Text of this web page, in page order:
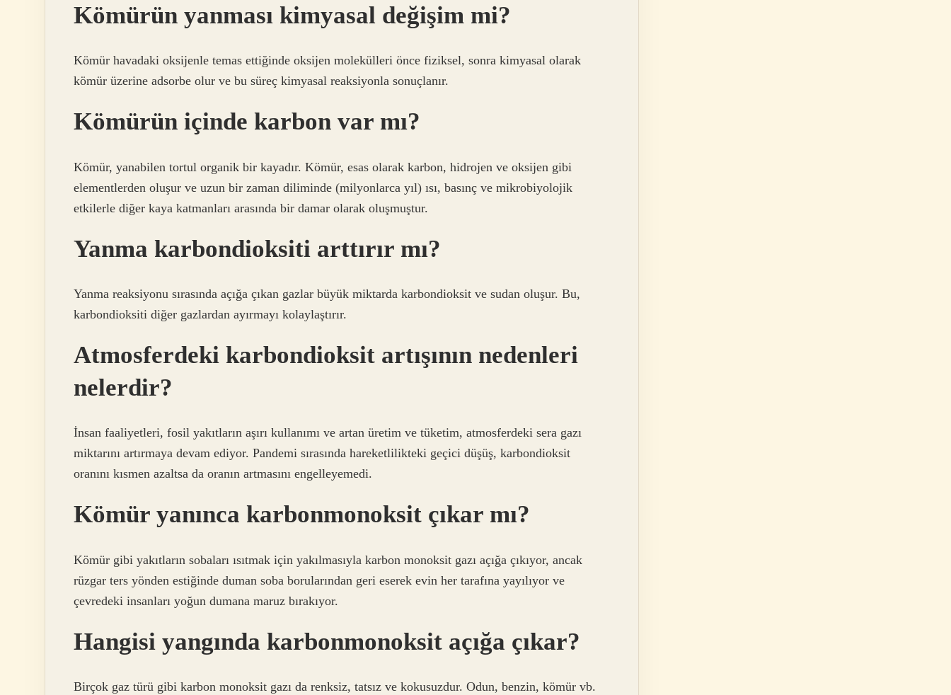
Kömürün yanması kimyasal değişim mi?
Kömür havadaki oksijenle temas ettiğinde oksijen molekülleri önce fiziksel, sonra kimyasal olarak
kömür üzerine adsorbe olur ve bu süreç kimyasal reaksiyonla sonuçlanır.
Kömürün içinde karbon var mı?
Kömür, yanabilen tortul organik bir kayadır. Kömür, esas olarak karbon, hidrojen ve oksijen gibi
elementlerden oluşur ve uzun bir zaman diliminde (milyonlarca yıl) ısı, basınç ve mikrobiyolojik
etkilerle diğer kaya katmanları arasında bir damar olarak oluşmuştur.
Yanma karbondioksiti arttırır mı?
Yanma reaksiyonu sırasında açığa çıkan gazlar büyük miktarda karbondioksit ve sudan oluşur. Bu,
karbondioksiti diğer gazlardan ayırmayı kolaylaştırır.
Atmosferdeki karbondioksit artışının nedenleri
nelerdir?
İnsan faaliyetleri, fosil yakıtların aşırı kullanımı ve artan üretim ve tüketim, atmosferdeki sera gazı
miktarını artırmaya devam ediyor. Pandemi sırasında hareketlilikteki geçici düşüş, karbondioksit
oranını kısmen azaltsa da oranın artmasını engelleyemedi.
Kömür yanınca karbonmonoksit çıkar mı?
Kömür gibi yakıtların sobaları ısıtmak için yakılmasıyla karbon monoksit gazı açığa çıkıyor, ancak
rüzgar ters yönden estiğinde duman soba borularından geri eserek evin her tarafına yayılıyor ve
çevredeki insanları yoğun dumana maruz bırakıyor.
Hangisi yangında karbonmonoksit açığa çıkar?
Birçok gaz türü gibi karbon monoksit gazı da renksiz, tatsız ve kokusuzdur. Odun, benzin, kömür vb.